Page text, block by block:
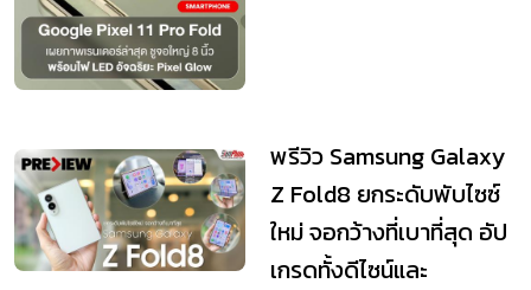
พรีวิว Samsung Galaxy
Z Fold8 ยกระดับพับไซซ์
ใหม่ จอกว้างที่เบาที่สุด อัป
เกรดทั้งดีไซน์และ